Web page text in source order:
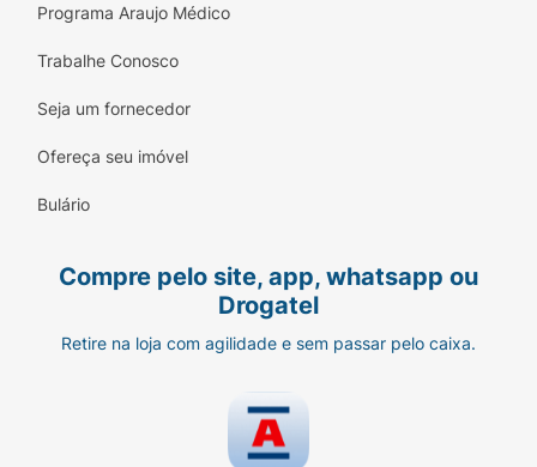
Programa Araujo Médico
Trabalhe Conosco
Seja um fornecedor
Ofereça seu imóvel
Bulário
Compre pelo site, app, whatsapp ou
Drogatel
Retire na loja com agilidade e sem passar pelo caixa.